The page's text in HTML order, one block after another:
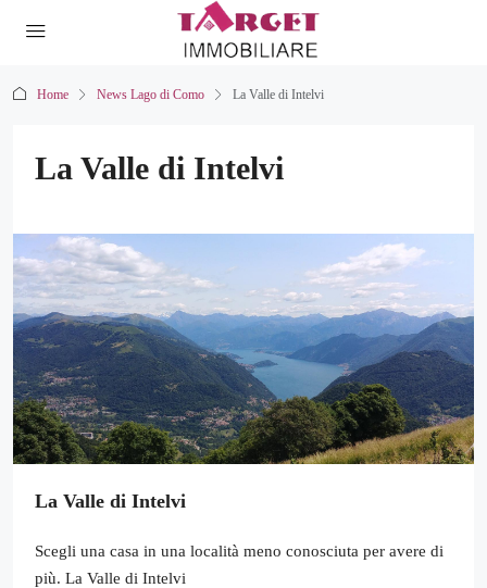
Home News Lago di Como La Valle di Intelvi
La Valle di Intelvi
La Valle di Intelvi
Scegli una casa in una località meno conosciuta per avere di
più. La Valle di Intelvi